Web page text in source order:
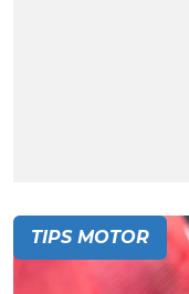
TIPS MOTOR